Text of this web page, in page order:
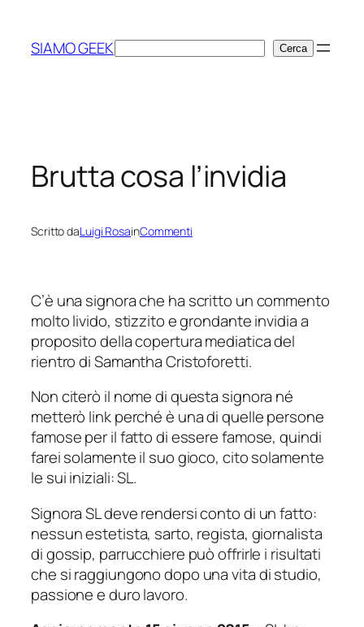
contenuto
SIAMO GEEKCerca Cerca
Brutta cosa l’invidia
Scritto daLuigi RosainCommenti
C’è una signora che ha scritto un commento
molto livido, stizzito e grondante invidia a
proposito della copertura mediatica del
rientro di Samantha Cristoforetti.
Non citerò il nome di questa signora né
metterò link perché è una di quelle persone
famose per il fatto di essere famose, quindi
farei solamente il suo gioco, cito solamente
le sui iniziali: SL.
Signora SL deve rendersi conto di un fatto:
nessun estetista, sarto, regista, giornalista
di gossip, parrucchiere può offrirle i risultati
che si raggiungono dopo una vita di studio,
passione e duro lavoro.